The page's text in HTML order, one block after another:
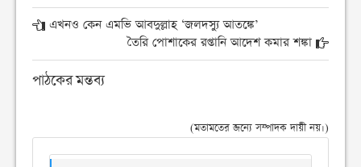
এখনও কেন এমভি আবদুল্লাহ ‘জলদস্যু আতঙ্কে’
তৈরি পোশাকের রপ্তানি আদেশ কমার শঙ্কা
পাঠকের মন্তব্য
(মতামতের জন্যে সম্পাদক দায়ী নয়।)